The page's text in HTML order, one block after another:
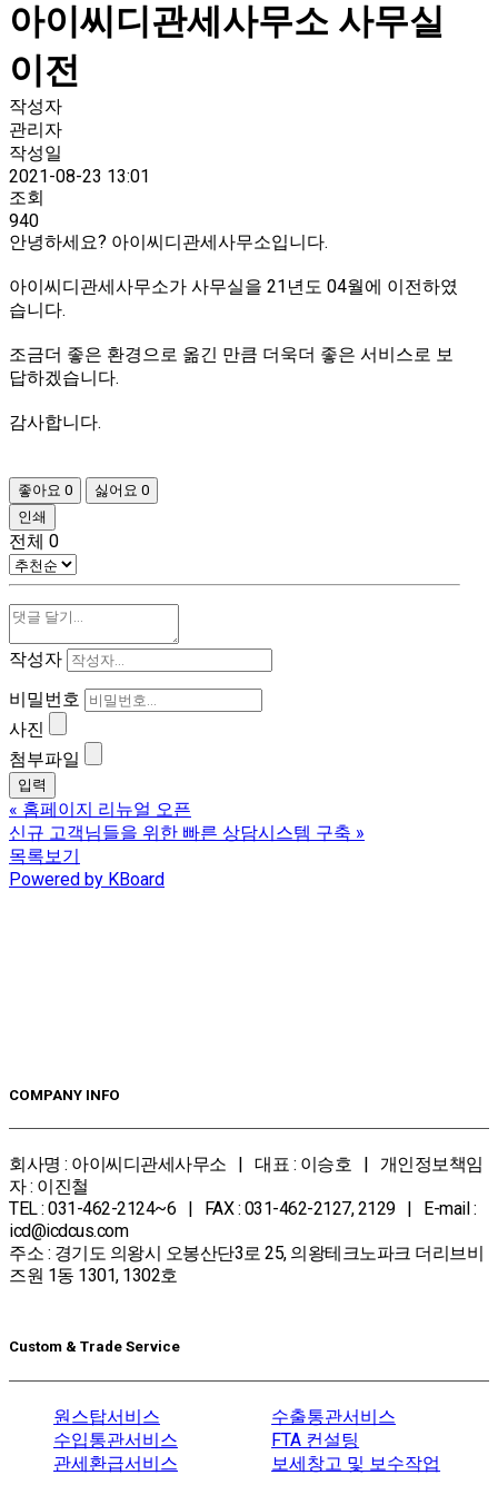
아이씨디관세사무소 사무실
이전
작성자
관리자
작성일
2021-08-23 13:01
조회
940
안녕하세요? 아이씨디관세사무소입니다.
아이씨디관세사무소가 사무실을 21년도 04월에 이전하였
습니다.
조금더 좋은 환경으로 옮긴 만큼 더욱더 좋은 서비스로 보
답하겠습니다.
감사합니다.
좋아요 0 싫어요 0
인쇄
전체 0
작성자
비밀번호
사진
첨부파일
« 홈페이지 리뉴얼 오픈
신규 고객님들을 위한 빠른 상담시스템 구축 »
목록보기
Powered by KBoard
COMPANY INFO
회사명 : 아이씨디관세사무소 | 대표 : 이승호 | 개인정보책임
자 : 이진철
TEL : 031-462-2124~6 | FAX : 031-462-2127, 2129 | E-mail :
icd@icdcus.com
주소 : 경기도 의왕시 오봉산단3로 25, 의왕테크노파크 더리브비
즈원 1동 1301, 1302호
Custom & Trade Service
원스탑서비스
수출통관서비스
수입통관서비스
FTA 컨설팅
관세환급서비스
보세창고 및 보수작업